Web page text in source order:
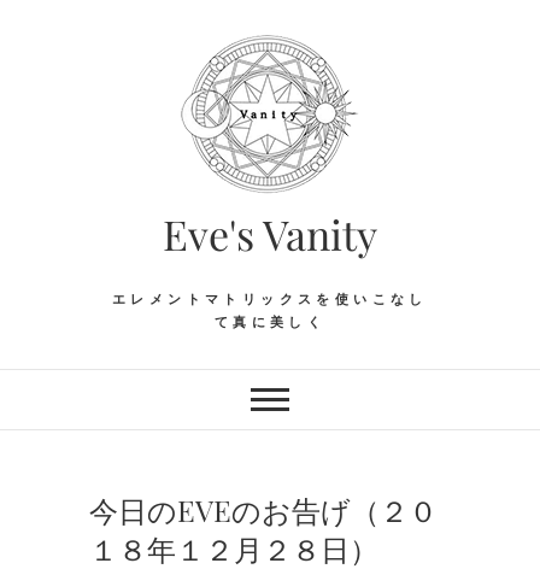
Eve's Vanity
エレメントマトリックスを使いこなし
て真に美しく
今日のEVEのお告げ（２０
１８年１２月２８日）